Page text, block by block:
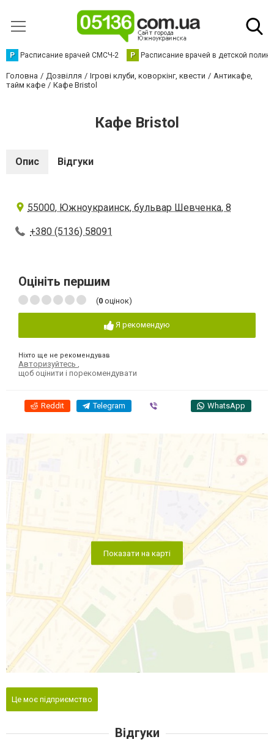
Р Расписание врачей СМСЧ-2 Р Расписание врачей в детской
Головна Дозвілля Ігрові клуби, коворкінг, квести
Антикафе,
тайм кафе
Кафе Bristol
Кафе Bristol
Опис Відгуки
55000, Южноукраинск, бульвар Шевченка, 8
+380 (5136) 58091
Оцініть першим
(0 оцінок)
Я рекомендую
Ніхто ще не рекомендував
Авторизуйтесь
щоб оцінити і порекомендувати
Reddit Telegram WhatsApp
Показати на карті
Це моє підприємство
Відгуки